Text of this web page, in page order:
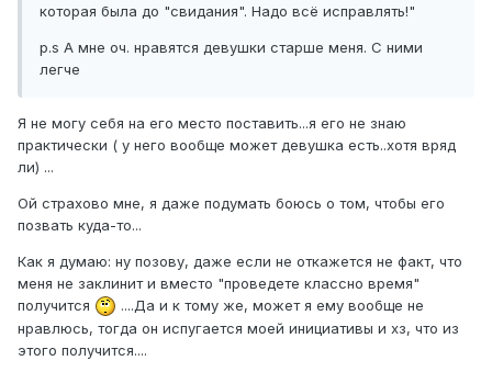
которая была до "свидания". Надо всё исправлять!"
p.s А мне оч. нравятся девушки старше меня. С ними
легче
Я не могу себя на его место поставить...я его не знаю
практически ( у него вообще может девушка есть..хотя вряд
ли) ...
Ой страхово мне, я даже подумать боюсь о том, чтобы его
позвать куда-то...
Как я думаю: ну позову, даже если не откажется не факт, что
меня не заклинит и вместо "проведете классно время"
получится
....Да и к тому же, может я ему вообще не
нравлюсь, тогда он испугается моей инициативы и хз, что из
этого получится....